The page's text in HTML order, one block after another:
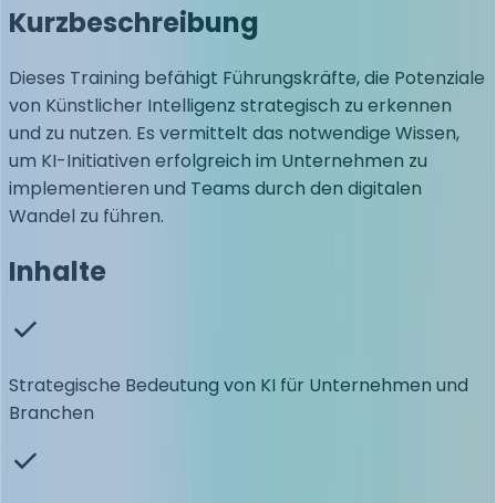
Kurzbeschreibung
Dieses Training befähigt Führungskräfte, die Potenziale
von Künstlicher Intelligenz strategisch zu erkennen
und zu nutzen. Es vermittelt das notwendige Wissen,
um KI-Initiativen erfolgreich im Unternehmen zu
implementieren und Teams durch den digitalen
Wandel zu führen.
Inhalte
Strategische Bedeutung von KI für Unternehmen und
Branchen